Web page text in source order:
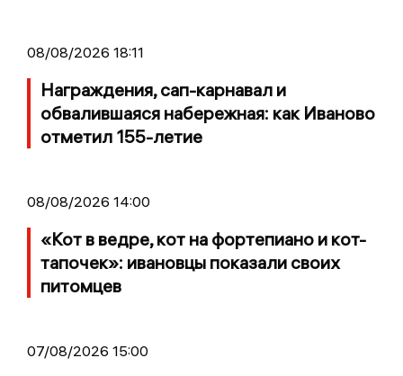
08/08/2026 18:11
Награждения, сап-карнавал и
обвалившаяся набережная: как Иваново
отметил 155-летие
08/08/2026 14:00
«Кот в ведре, кот на фортепиано и кот-
тапочек»: ивановцы показали своих
питомцев
07/08/2026 15:00